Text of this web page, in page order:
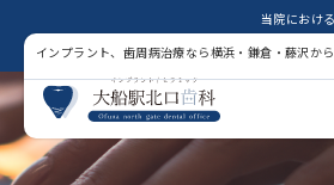
当院におけ
インプラント、歯周病治療なら横浜・鎌倉・藤沢か